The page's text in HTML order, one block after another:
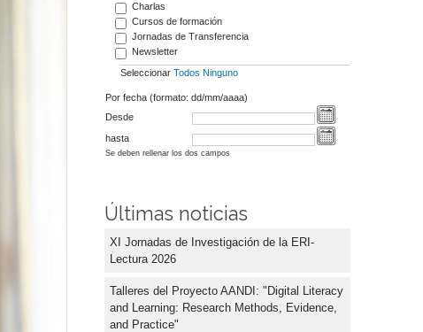
Charlas
Cursos de formación
Jornadas de Transferencia
Newsletter
Seleccionar Todos Ninguno
Por fecha (formato: dd/mm/aaaa)
Desde
hasta
Se deben rellenar los dos campos
Últimas noticias
XI Jornadas de Investigación de la ERI-
Lectura 2026
Talleres del Proyecto AANDI: "Digital Literacy
and Learning: Research Methods, Evidence,
and Practice"